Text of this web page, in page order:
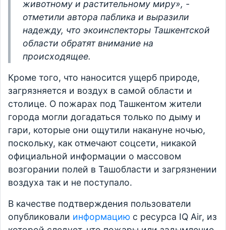
животному и растительному миру», -
отметили автора паблика и выразили
надежду, что экоинспекторы Ташкентской
области обратят внимание на
происходящее.
Кроме того, что наносится ущерб природе,
загрязняется и воздух в самой области и
столице. О пожарах под Ташкентом жители
города могли догадаться только по дыму и
гари, которые они ощутили накануне ночью,
поскольку, как отмечают соцсети, никакой
официальной информации о массовом
возгорании полей в Ташобласти и загрязнении
воздуха так и не поступало.
В качестве подтверждения пользователи
опубликовали информацию с ресурса IQ Air, из